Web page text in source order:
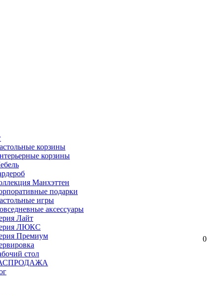
корзины
корзины
Манхэттен
подарки
игры
аксессуары
Лайт
ЛЮКС
Премиум
стол
0